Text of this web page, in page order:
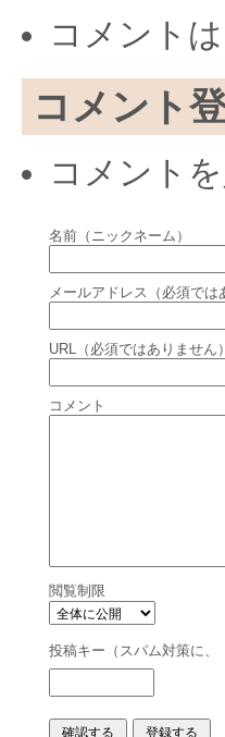
コメント
コメント
コメント
名前（ニックネーム）
メールアドレス（必須では
URL（必須ではありません）
コメント
閲覧制限
投稿キー（スパム対策に、